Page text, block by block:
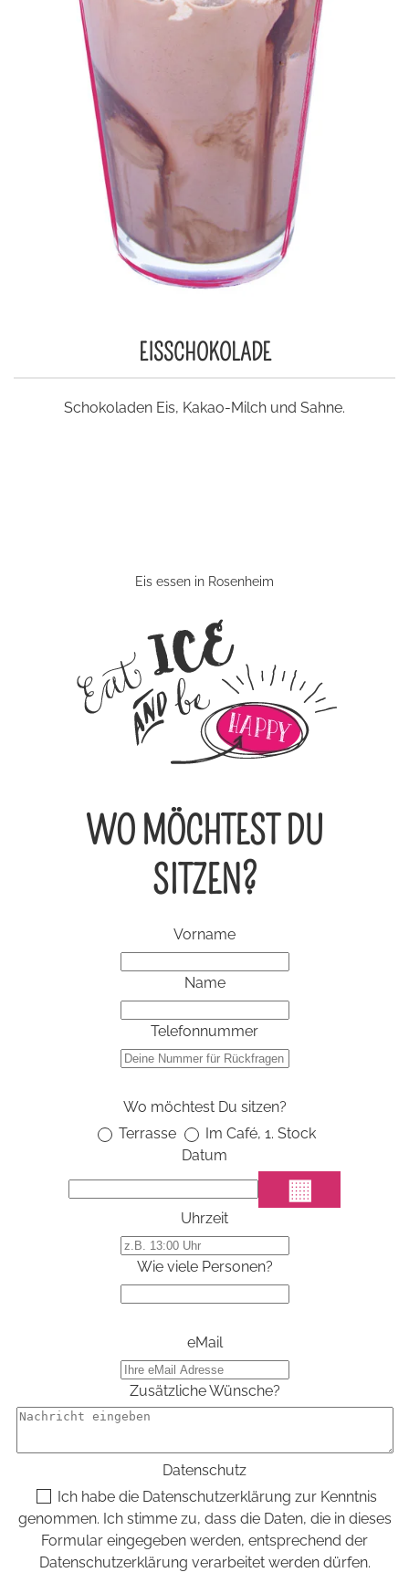
EISSCHOKOLADE
Schokoladen Eis, Kakao-Milch und Sahne.
Eis essen in Rosenheim
WO MÖCHTEST DU
SITZEN?
Vorname
Name
Telefonnummer
Wo möchtest Du sitzen?
Terrasse
Im Café, 1. Stock
Datum
▦
Uhrzeit
Wie viele Personen?
eMail
Zusätzliche Wünsche?
Datenschutz
Ich habe die Datenschutzerklärung zur Kenntnis
genommen. Ich stimme zu, dass die Daten, die in dieses
Formular eingegeben werden, entsprechend der
Datenschutzerklärung verarbeitet werden dürfen.